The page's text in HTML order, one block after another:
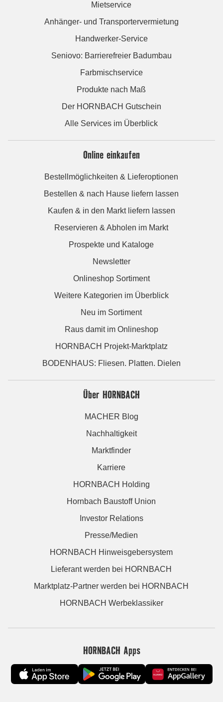
Mietservice
Anhänger- und Transportervermietung
Handwerker-Service
Seniovo: Barrierefreier Badumbau
Farbmischservice
Produkte nach Maß
Der HORNBACH Gutschein
Alle Services im Überblick
Online einkaufen
Bestellmöglichkeiten & Lieferoptionen
Bestellen & nach Hause liefern lassen
Kaufen & in den Markt liefern lassen
Reservieren & Abholen im Markt
Prospekte und Kataloge
Newsletter
Onlineshop Sortiment
Weitere Kategorien im Überblick
Neu im Sortiment
Raus damit im Onlineshop
HORNBACH Projekt-Marktplatz
BODENHAUS: Fliesen. Platten. Dielen
Über HORNBACH
MACHER Blog
Nachhaltigkeit
Marktfinder
Karriere
HORNBACH Holding
Hornbach Baustoff Union
Investor Relations
Presse/Medien
HORNBACH Hinweisgebersystem
Lieferant werden bei HORNBACH
Marktplatz-Partner werden bei HORNBACH
HORNBACH Werbeklassiker
HORNBACH Apps